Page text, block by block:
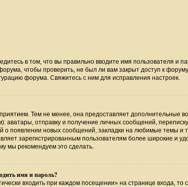
в том, что вы правильно вводите имя пользователя и
чтобы проверить, не был ли вам закрыт доступ к
форума. Свяжитесь с ним для исправления настроек.
Тем не менее, она предоставляет дополнительные
аватары, отправку и получение личных сообщений,
о появлении новых сообщений, закладки на любимые темы и
зарегистрированным пользователям более широкие и
мы рекомендуем это сделать.
имя и пароль?
входить при каждом посещении» на странице входа, то